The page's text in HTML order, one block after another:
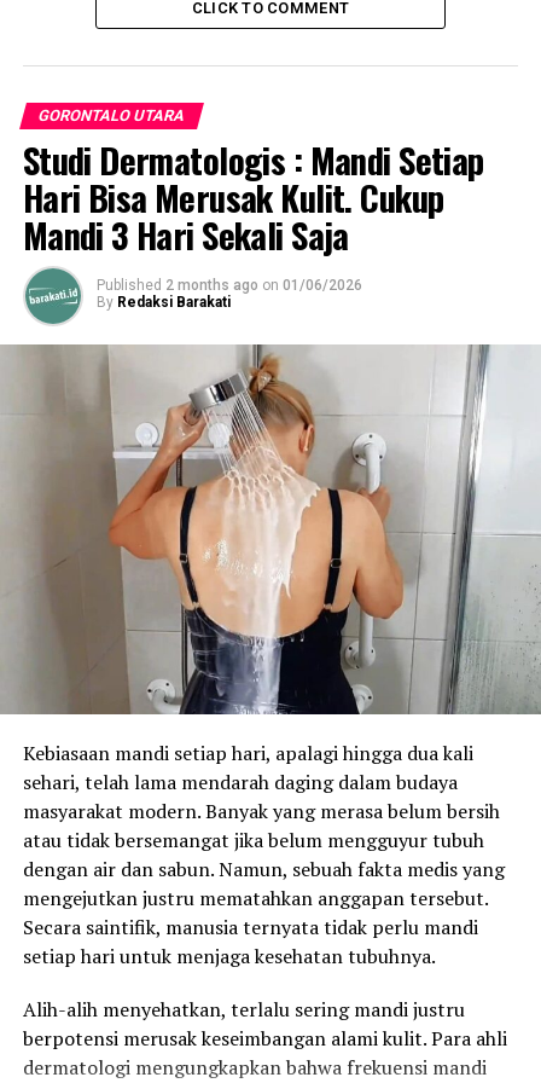
UP NEXT
BPK RI Perwakilan Gorontalo Datangi Pemda Gorontalo
Utara
DON'T MISS
GOW Pohuwato Beri Edukasi Pada Siswa Perihal
Pernikahan Dini
CLICK TO COMMENT
GORONTALO UTARA
Studi Dermatologis : Mandi Setiap
Hari Bisa Merusak Kulit. Cukup
Mandi 3 Hari Sekali Saja
Published 2 months ago on 01/06/2026
By Redaksi Barakati
Kebiasaan mandi setiap hari, apalagi hingga dua kali
sehari, telah lama mendarah daging dalam budaya
masyarakat modern. Banyak yang merasa belum bersih
atau tidak bersemangat jika belum mengguyur tubuh
dengan air dan sabun. Namun, sebuah fakta medis yang
mengejutkan justru mematahkan anggapan tersebut.
Secara saintifik, manusia ternyata tidak perlu mandi
setiap hari untuk menjaga kesehatan tubuhnya.
Alih-alih menyehatkan, terlalu sering mandi justru
berpotensi merusak keseimbangan alami kulit. Para ahli
dermatologi mengungkapkan bahwa frekuensi mandi